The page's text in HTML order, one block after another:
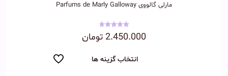
مارلی گالووی Parfums de Marly Galloway
نمره
4.75
2.450.000 تومان
انتخاب گزینه ها